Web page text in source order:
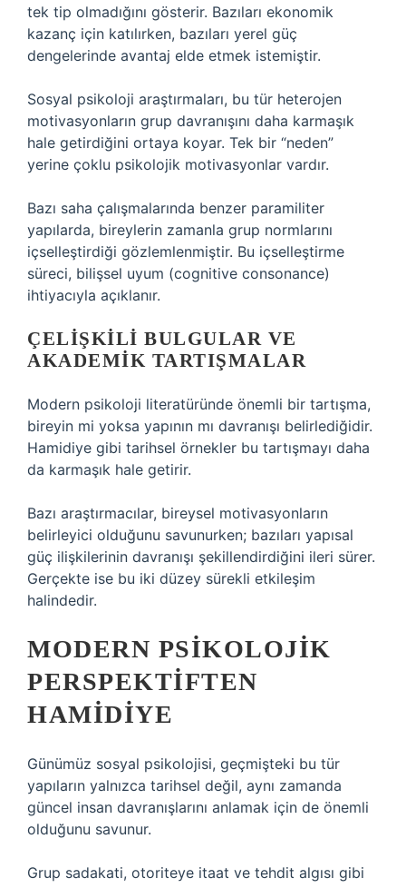
tek tip olmadığını gösterir. Bazıları ekonomik
kazanç için katılırken, bazıları yerel güç
dengelerinde avantaj elde etmek istemiştir.
Sosyal psikoloji araştırmaları, bu tür heterojen
motivasyonların grup davranışını daha karmaşık
hale getirdiğini ortaya koyar. Tek bir “neden”
yerine çoklu psikolojik motivasyonlar vardır.
Bazı saha çalışmalarında benzer paramiliter
yapılarda, bireylerin zamanla grup normlarını
içselleştirdiği gözlemlenmiştir. Bu içselleştirme
süreci, bilişsel uyum (cognitive consonance)
ihtiyacıyla açıklanır.
ÇELIŞKILI BULGULAR VE
AKADEMIK TARTIŞMALAR
Modern psikoloji literatüründe önemli bir tartışma,
bireyin mi yoksa yapının mı davranışı belirlediğidir.
Hamidiye gibi tarihsel örnekler bu tartışmayı daha
da karmaşık hale getirir.
Bazı araştırmacılar, bireysel motivasyonların
belirleyici olduğunu savunurken; bazıları yapısal
güç ilişkilerinin davranışı şekillendirdiğini ileri sürer.
Gerçekte ise bu iki düzey sürekli etkileşim
halindedir.
MODERN PSIKOLOJIK
PERSPEKTIFTEN
HAMIDIYE
Günümüz sosyal psikolojisi, geçmişteki bu tür
yapıların yalnızca tarihsel değil, aynı zamanda
güncel insan davranışlarını anlamak için de önemli
olduğunu savunur.
Grup sadakati, otoriteye itaat ve tehdit algısı gibi